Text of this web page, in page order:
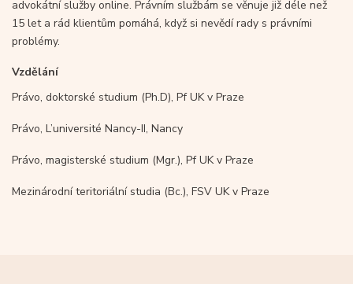
advokátní služby online. Právním službám se věnuje již déle než
15 let a rád klientům pomáhá, když si nevědí rady s právními
problémy.
Vzdělání
Právo, doktorské studium (Ph.D), Pf UK v Praze
Právo, L’université Nancy-II, Nancy
Právo, magisterské studium (Mgr.), Pf UK v Praze
Mezinárodní teritoriální studia (Bc.), FSV UK v Praze